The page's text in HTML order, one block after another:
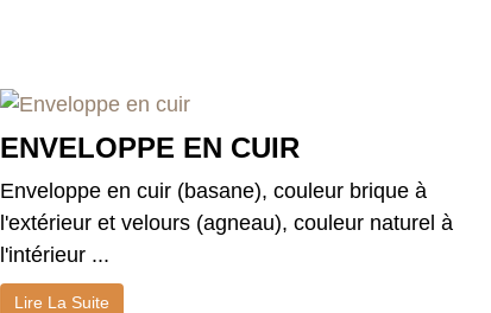
ENVELOPPE EN CUIR
Enveloppe en cuir (basane), couleur brique à
l'extérieur et velours (agneau), couleur naturel à
l'intérieur ...
Lire La Suite